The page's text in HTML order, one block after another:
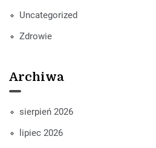
Uncategorized
Zdrowie
Archiwa
sierpień 2026
lipiec 2026